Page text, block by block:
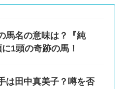
馬名の意味は？『純
1頭の奇跡の馬！
は田中真美子？噂を否